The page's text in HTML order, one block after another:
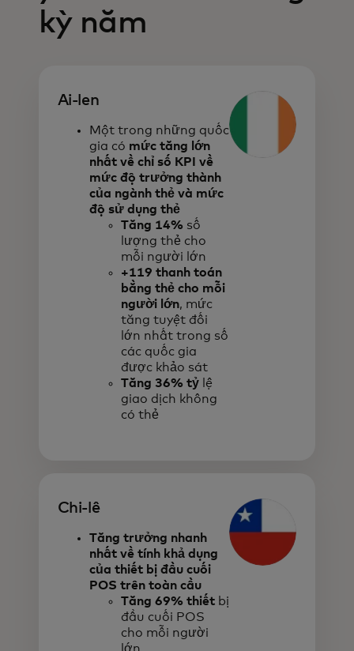
kỳ năm
Ai-len
Một trong những quốc
gia có mức tăng lớn
nhất về chỉ số KPI về
mức độ trưởng thành
của ngành thẻ và mức
độ sử dụng thẻ
Tăng 14% số
lượng thẻ cho
mỗi người lớn
+119 thanh toán
bằng thẻ cho mỗi
người lớn, mức
tăng tuyệt đối
lớn nhất trong số
các quốc gia
được khảo sát
Tăng 36% tỷlệ
giao dịch không
có thẻ
Chi-lê
Tăng trưởng nhanh
nhất về tính khả dụng
của thiết bị đầu cuối
POS trên toàn cầu
Tăng 69% thiếtbị
đầu cuối POS
cho mỗi người